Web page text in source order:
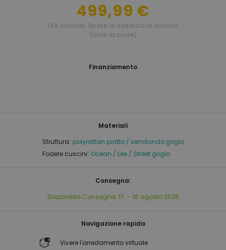
499,99 €
IVA inclusa, Spese di spedizione incluse
(Isole escluse)
Materiali
Struttura: polyrattan piatto / semitondo grigio
Fodere cuscini: Ocean / Lee / Street grigio
Consegna:
Disponibile Consegna: 17. - 18 agosto 2026
Navigazione rapida
Vivere l'arredamento virtuale
Finanziamento